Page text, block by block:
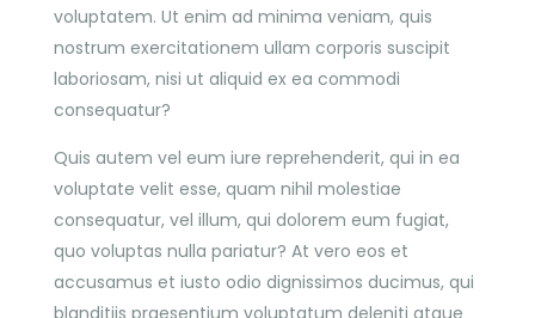
voluptatem. Ut enim ad minima veniam, quis
nostrum exercitationem ullam corporis suscipit
laboriosam, nisi ut aliquid ex ea commodi
consequatur?
Quis autem vel eum iure reprehenderit, qui in ea
voluptate velit esse, quam nihil molestiae
consequatur, vel illum, qui dolorem eum fugiat,
quo voluptas nulla pariatur? At vero eos et
accusamus et iusto odio dignissimos ducimus, qui